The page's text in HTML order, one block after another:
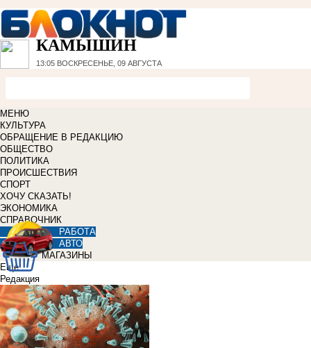
КАМЫШИН
13:05 ВОСКРЕСЕНЬЕ, 09 АВГУСТА
МЕНЮ
КУЛЬТУРА
ОБРАЩЕНИЕ В РЕДАКЦИЮ
ОБЩЕСТВО
ПОЛИТИКА
ПРОИСШЕСТВИЯ
СПОРТ
ХОЧУ СКАЗАТЬ!
ЭКОНОМИКА
СПРАВОЧНИК
РАБОТА
АВТО
МАГАЗИНЫ
Еще
Редакция